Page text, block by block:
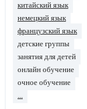
китайский язык
немецкий язык
французский язык
детские группы
занятия для детей
онлайн обучение
очное обучение
...